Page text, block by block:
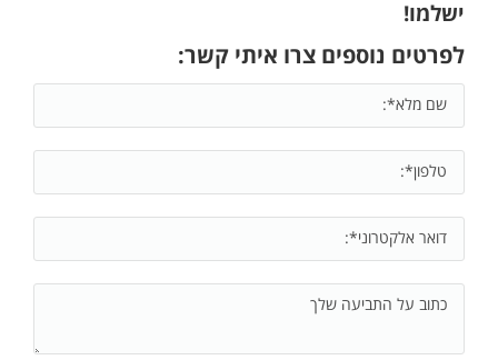
ישלמו!
לפרטים נוספים צרו איתי קשר: